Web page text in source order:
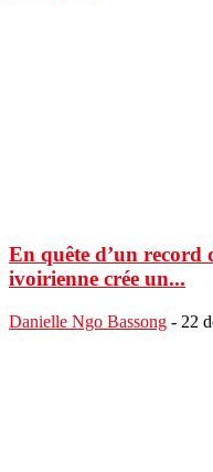
En quête d’un record
ivoirienne crée un...
Danielle Ngo Bassong - 22